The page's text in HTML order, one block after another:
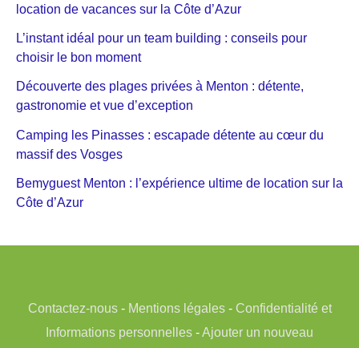
location de vacances sur la Côte d’Azur
L’instant idéal pour un team building : conseils pour
choisir le bon moment
Découverte des plages privées à Menton : détente,
gastronomie et vue d’exception
Camping les Pinasses : escapade détente au cœur du
massif des Vosges
Bemyguest Menton : l’expérience ultime de location sur la
Côte d’Azur
Contactez-nous- Mentions légales- Confidentialité et
Informations personnelles -Ajouter un nouveau